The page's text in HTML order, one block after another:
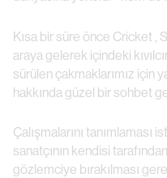
Kısa bir süre önce Cricket ,
araya gelerek içindeki
sürülen çakmaklarımız için
hakkında güzel bir sohbet
Çalışmalarını
sanatçının kendisi
gözlemciye bırakılması